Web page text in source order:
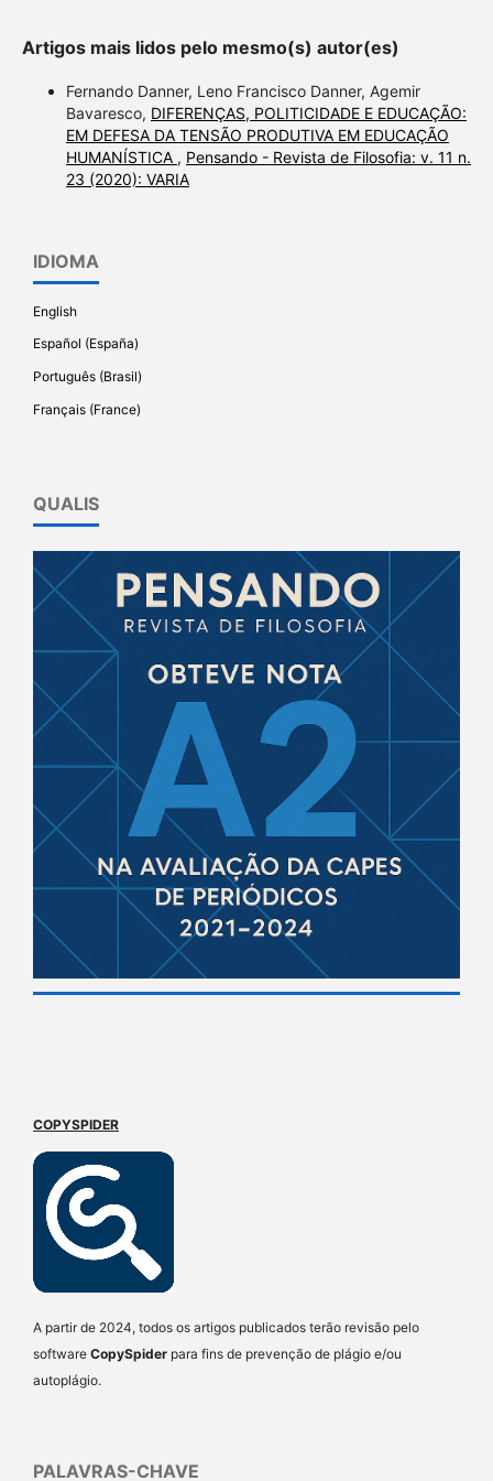
Artigos mais lidos pelo mesmo(s) autor(es)
Fernando Danner, Leno Francisco Danner, Agemir
Bavaresco, DIFERENÇAS, POLITICIDADE E EDUCAÇÃO:
EM DEFESA DA TENSÃO PRODUTIVA EM EDUCAÇÃO
HUMANÍSTICA , Pensando - Revista de Filosofia: v. 11 n.
23 (2020): VARIA
IDIOMA
English
Español (España)
Português (Brasil)
Français (France)
QUALIS
COPYSPIDER
A partir de 2024, todos os artigos publicados terão revisão pelo
software CopySpider para fins de prevenção de plágio e/ou
autoplágio.
PALAVRAS-CHAVE